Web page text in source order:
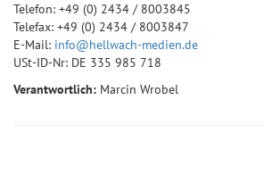
Telefon: +49 (0) 2434 / 8003845
Telefax: +49 (0) 2434 / 8003847
E-Mail: info@hellwach-medien.de
USt-ID-Nr: DE 335 985 718
Verantwortlich: Marcin Wrobel